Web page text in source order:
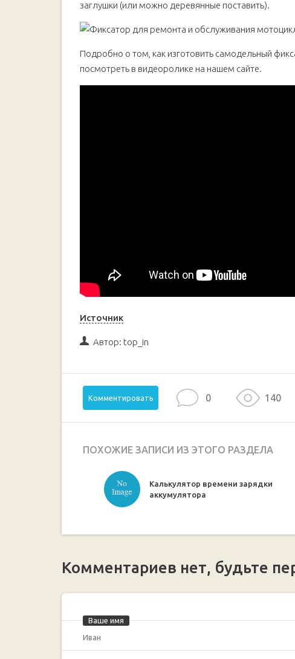
заглушки (или можно деревянные поставить).
Подробно о том, как изготовить самодельный
посмотреть в видеоролике на нашем сайте.
Источник
Автор: top_in
Комментировать 0 140
ПОХОЖИЕ ЗАПИСИ ИЗ ЭТОГО РАЗДЕЛА
Калькулятор времени зарядки
аккумулятора
Комментариев нет, будьте
Ваше имя